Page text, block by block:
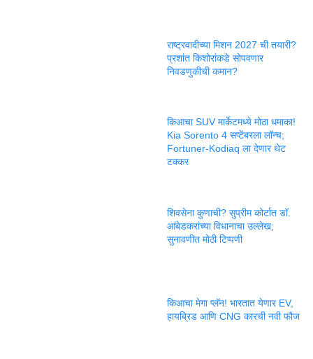
राष्ट्रवादीच्या मिशन 2027 ची तयारी?
प्रशांत किशोरांकडे सोपवणार
निवडणुकीची कमान?
किआचा SUV मार्केटमध्ये मोठा धमाका!
Kia Sorento 4 सप्टेंबरला लॉन्च;
Fortuner-Kodiaq ला देणार थेट
टक्कर
शिवसेना कुणाची? सुप्रीम कोर्टात डॉ.
आंबेडकरांच्या विधानाचा उल्लेख;
सुनावणीत मोठी टिप्पणी
किआचा मेगा प्लॅन! भारतात येणार EV,
हायब्रिड आणि CNG कारची नवी फौज